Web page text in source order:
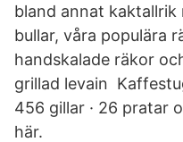
bland annat
bullar, våra populära
handskalade räkor
grillad levain
456 gillar · 26 pratar
här.